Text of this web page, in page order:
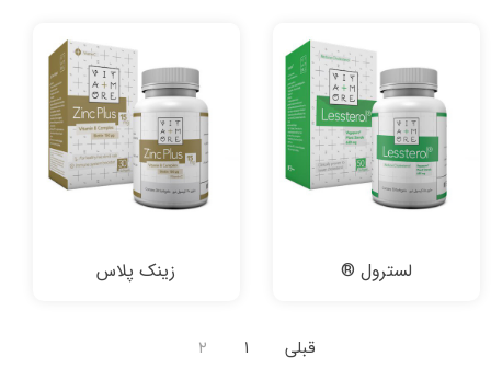
لسترول ® زینک پلاس
قبلی ۱ ۲